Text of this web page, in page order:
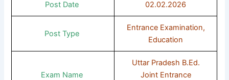
Post Date 02.02.2026
Post Type
Entrance Examination,
Education
Exam Name
Uttar Pradesh B.Ed.
Joint Entrance